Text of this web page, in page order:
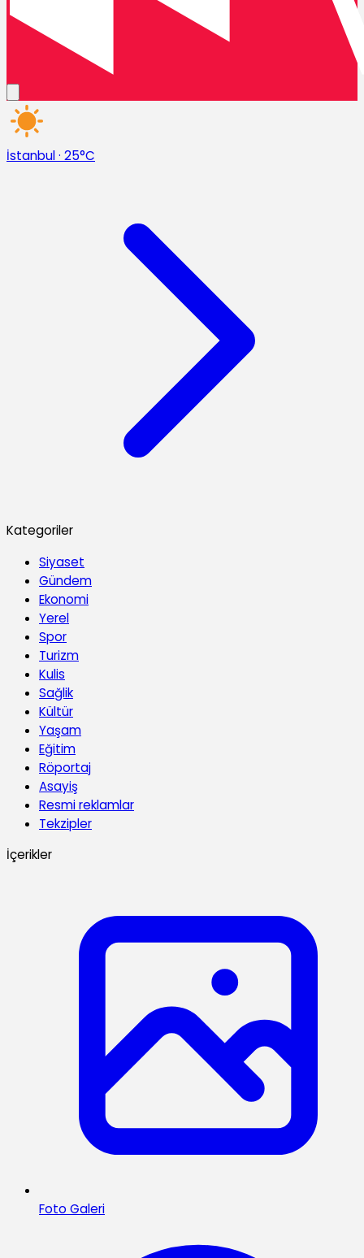
İstanbul· 25°C
Kategoriler
Siyaset
Gündem
Ekonomi
Yerel
Spor
Turizm
Kulis
Sağlik
Kültür
Yaşam
Eğitim
Röportaj
Asayiş
Resmi reklamlar
Tekzipler
İçerikler
Foto Galeri